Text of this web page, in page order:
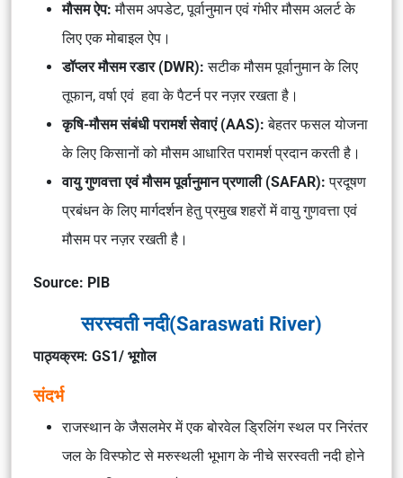
मौसम ऐप:मौसम अपडेट, पूर्वानुमान एवं गंभीर मौसम अलर्ट के
लिए एक मोबाइल ऐप।
डॉप्लर मौसम रडार (DWR):सटीक मौसम पूर्वानुमान के लिए
तूफान, वर्षा एवं हवा के पैटर्न पर नज़र रखता है।
कृषि-मौसम संबंधी परामर्श सेवाएं (AAS):बेहतर फसल योजना
के लिए किसानों को मौसम आधारित परामर्श प्रदान करती है।
वायु गुणवत्ता एवं मौसम पूर्वानुमान प्रणाली (SAFAR):प्रदूषण
प्रबंधन के लिए मार्गदर्शन हेतु प्रमुख शहरों में वायु गुणवत्ता एवं
मौसम पर नज़र रखती है।
Source: PIB
सरस्वती नदी(Saraswati River)
पाठ्यक्रम: GS1/ भूगोल
संदर्भ
राजस्थान के जैसलमेर में एक बोरवेल ड्रिलिंग स्थल पर निरंतर
जल के विस्फोट से मरुस्थली भूभाग के नीचे सरस्वती नदी होने